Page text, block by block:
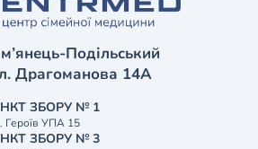
Подільський
Драгоманова 14А
ЗБОРУ № 1
Героїв УПА 15
ЗБОРУ № 3